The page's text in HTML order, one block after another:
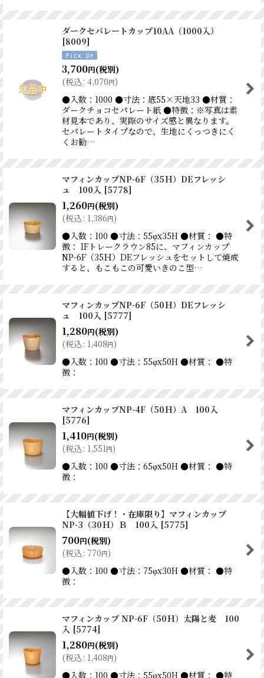
ダークセパレートカップ10AA（1000入）
[8009]
3,700円(税別)
(税込: 4,070円)
●入数：1000 ●寸法：底55×天地33 ●材質：
ダークチョコセパレート紙 ●特徴：※写真は素
材見本であり、実際のサイズ感と異なります。
セパレートタイプなので、生地にくっつきにく
くお勧…
マフィンカップNP-6F（35Ｈ）DEフレッシ
ュ 100入 [5778]
1,260円(税別)
(税込: 1,386円)
●入数：100 ●寸法：55φx35H ●材質： ●特
徴： IFトレークラウン85に、マフィンカップ
NP-6F（35Ｈ）DEフレッシュをセットして焼成
すると、もこもこの可愛いきのこ型…
マフィンカップNP-6F（50Ｈ）DEフレッシ
ュ 100入 [5777]
1,280円(税別)
(税込: 1,408円)
●入数：100 ●寸法：55φx50H ●材質： ●特
徴：
マフィンカップNP-4F（50Ｈ）A 100入
[5776]
1,410円(税別)
(税込: 1,551 円)
●入数：100 ●寸法：65φx50H ●材質： ●特
徴：
【大幅値下げ！・在庫限り】マフィンカップ
NP-3（30Ｈ）Ｂ 100入 [5775]
700円(税別)
(税込: 770円)
●入数：100 ●寸法：75φx30H ●材質： ●特
徴：
マフィンカップ NP-6F（50Ｈ）太陽と麦 100
入 [5774]
1,280円(税別)
(税込: 1,408円)
●入数：100 ●寸法：55φx50H ●材質： ●特